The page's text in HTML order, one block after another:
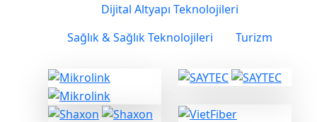
kullanmamıza izin verdikten
ayarları değiştirerek
bırakabilirsiniz. Bunu
yapmayı seçerseniz
çerezlere bağımlı olan bazı
Dijital Altyapı Teknolojileri
Sağlık & Sağlık Teknolojileri
Turizm